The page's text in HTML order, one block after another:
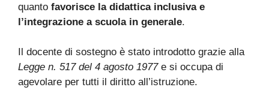
quanto favorisce la didattica inclusiva e
l’integrazione a scuola in generale.
Il docente di sostegno è stato introdotto grazie alla
Legge n. 517 del 4 agosto 1977e si occupa di
agevolare per tutti il diritto all’istruzione.